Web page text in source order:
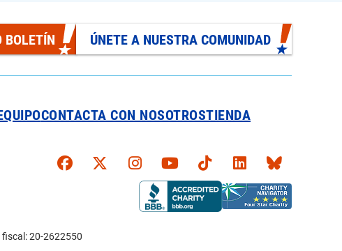
BOLETÍN ÚNETE A NUESTRA COMUNIDAD
CONTACTA CON NOSOTROSTIENDA
Faceboook
X Instagram
YouTubeTikTokLinkedInBluesky
20-2622550